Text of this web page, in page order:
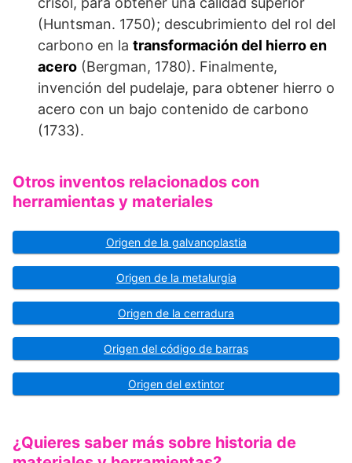
(Huntsman. 1750); descubrimiento del rol del
carbono en la transformación del hierro en
acero (Bergman, 1780). Finalmente,
invención del pudelaje, para obtener hierro o
acero con un bajo contenido de carbono
(1733).
Otros inventos relacionados con
herramientas y materiales
Origen de la galvanoplastia
Origen de la metalurgia
Origen de la cerradura
Origen del código de barras
Origen del extintor
¿Quieres saber más sobre historia de